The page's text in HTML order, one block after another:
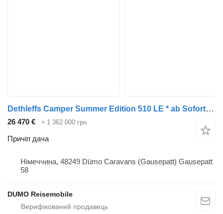
Dethleffs Camper Summer Edition 510 LE * ab Sofort*2026*
26 470 € ≈ 1 362 000 грн
Причіп дача
Німеччина, 48249 Dümo Caravans (Gausepatt) Gausepatt
58
DUMO Reisemobile